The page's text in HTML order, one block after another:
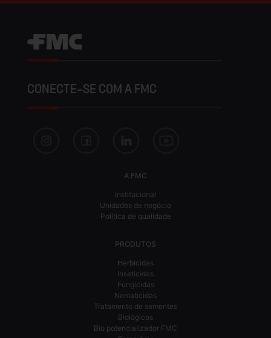
CONECTE-SE COM A FMC
A FMC
Institucional
Unidades de negócio
Política de qualidade
PRODUTOS
Herbicidas
Inseticidas
Fungicidas
Nematicidas
Tratamento de sementes
Biológicos
Bio potencializador FMC